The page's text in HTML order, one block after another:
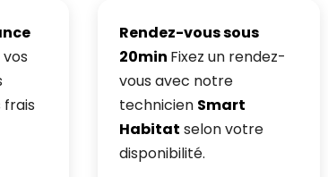
frais
Rendez-vous sous
20min Fixez un rendez-
vous avec notre
technicien Smart
Habitat selon votre
disponibilité.